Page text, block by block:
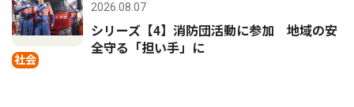
社会
2026.08.07
シリーズ【4】消防団活動に参加 地域の安
全守る「担い手」に